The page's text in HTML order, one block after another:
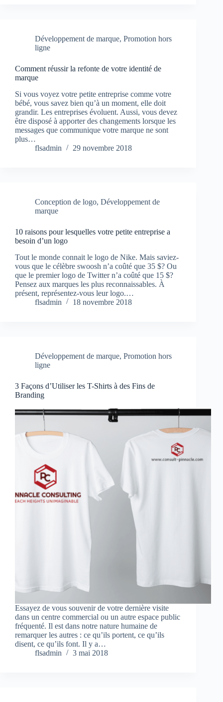
Développement de marque, Promotion hors
ligne
Comment réussir la refonte de votre identité de
marque
Si vous voyez votre petite entreprise comme votre
bébé, vous savez bien qu’à un moment, elle doit
grandir. Les entreprises évoluent. Aussi, vous devez
être disposé à apporter des changements lorsque les
messages que communique votre marque ne sont
plus…
flsadmin
29 novembre 2018
Conception de logo, Développement de
marque
10 raisons pour lesquelles votre petite entreprise a
besoin d’un logo
Tout le monde connait le logo de Nike. Mais saviez-
vous que le célèbre swoosh n’a coûté que 35 $? Ou
que le premier logo de Twitter n’a coûté que 15 $?
Pensez aux marques les plus reconnaissables. À
présent, représentez-vous leur logo.…
flsadmin
18 novembre 2018
Développement de marque, Promotion hors
ligne
3 Façons d’Utiliser les T-Shirts à des Fins de
Branding
Essayez de vous souvenir de votre dernière visite
dans un centre commercial ou un autre espace public
fréquenté. Il est dans notre nature humaine de
remarquer les autres : ce qu’ils portent, ce qu’ils
disent, ce qu’ils font. Il y a…
flsadmin
3 mai 2018